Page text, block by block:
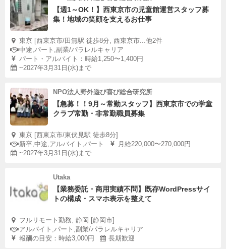
【週1～OK！】西東京市の児童館運営スタッフ募
集！地域の笑顔を支えるお仕事
東京 [西東京市/田無駅 徒歩8分, 西東京市...他2件
中途,パート,副業/パラレルキャリア
パート・アルバイト：時給1,250〜1,400円
~2027年3月31日(水)まで
NPO法人野外遊び喜び総合研究所
【急募！！9月～常勤スタッフ】西東京市での学童
クラブ常勤・非常勤職員募集
東京 [西東京市/東伏見駅 徒歩8分]
新卒,中途,アルバイト,パート
月給220,000〜270,000円
~2027年3月31日(水)まで
Utaka
【業務委託・商用実績不問】既存WordPressサイ
トの構成・スマホ表示を整えて
フルリモート勤務, 静岡 [静岡市]
アルバイト,パート,副業/パラレルキャリア
報酬の目安：時給3,000円
長期歓迎